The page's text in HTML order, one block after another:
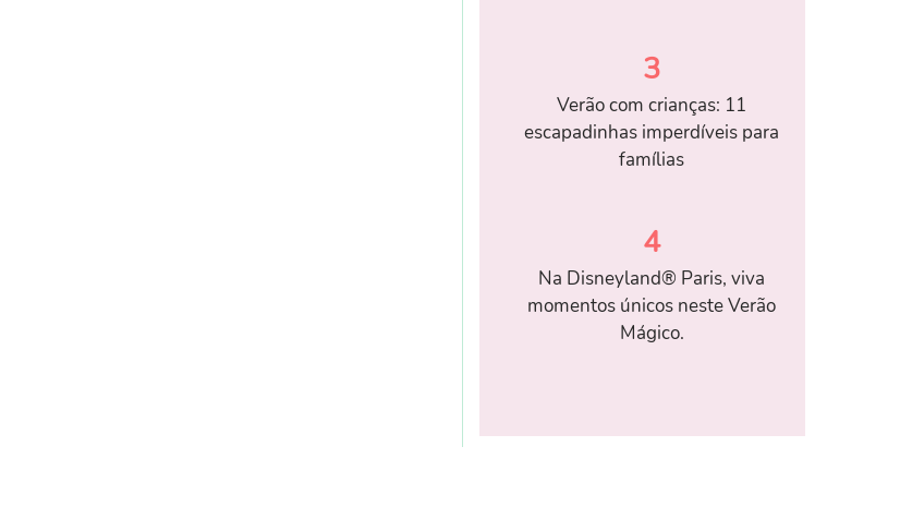
3
Verão com crianças: 11
escapadinhas imperdíveis para
famílias
4
Na Disneyland® Paris, viva
momentos únicos neste Verão
Mágico.